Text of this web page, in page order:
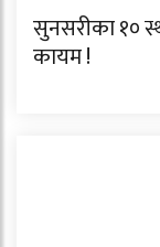
सुनसरीका १०
कायम !